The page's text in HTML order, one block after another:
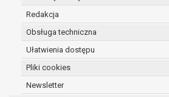
Redakcja
Obsługa techniczna
Ułatwienia dostępu
Pliki cookies
Newsletter